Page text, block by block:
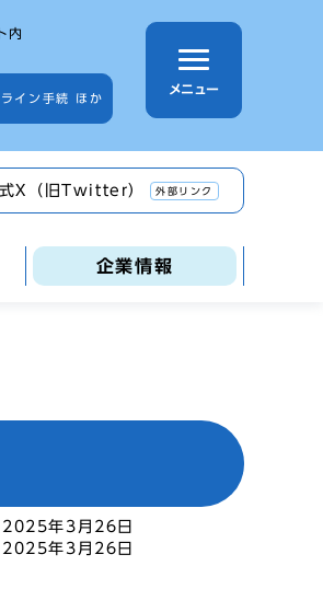
内
ライン手続 ほか
メニュー
X（旧Twitter） 外部リンク
企業情報
2025年3月26日
2025年3月26日